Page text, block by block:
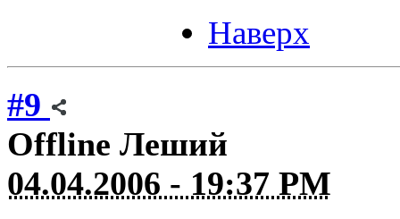
Наверх
#9
Offline Леший
04.04.2006 - 19:37 PM